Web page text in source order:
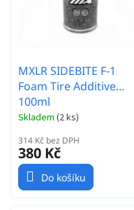
MXLR SIDEBITE F-1
Foam Tire Additive
100ml
Skladem (2 ks)
314 Kč bez DPH
380 Kč
Do košíku